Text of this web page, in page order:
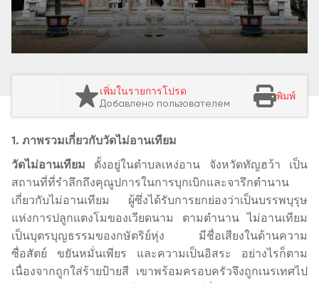
เพิ่มในรายการโปรด
Добавлено пользователем
พิมพ์
1. ภาพรวมเกี่ยวกับวัดไม่อานเทียม
วัดไม่อานเทียม ตั้งอยู่ในตำบลเหง่อาน จังหวัดทัญฮว้า เป็น
สถานที่ที่รำลึกถึงคุณูปการในการบุกเบิกและจารึกตำนาน
เกี่ยวกับไม่อานเทียม ผู้ซึ่งได้รับการยกย่องว่าเป็นบรรพบุรุษ
แห่งการปลูกแตงโมของเวียดนาม ตามตำนาน ไม่อานเทียม
เป็นบุตรบุญธรรมของกษัตริย์หุ่ง มีชื่อเสียงในด้านความ
ซื่อสัตย์ ขยันหมั่นเพียร และความเป็นอิสระ อย่างไรก็ตาม
เนื่องจากถูกใส่ร้ายป้ายสี เขาพร้อมครอบครัวจึงถูกเนรเทศไป